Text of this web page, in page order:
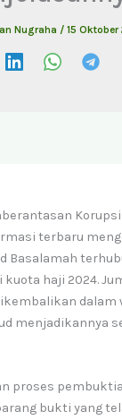
Nugraha / 15 Oktober
Korupsi
terbaru
Basalamah
haji 2024.
dalam
menjadikannya
proses
bukti yang